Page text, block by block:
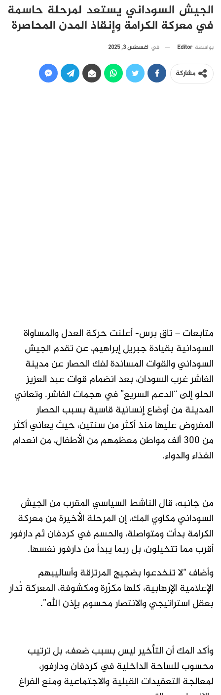
الجيش السوداني يستعد لمرحلة حاسمة
في معركة الكرامة وإنقاذ المدن المحاصرة
بواسطة Editor في أغسطس 3, 2025
مشاركة
متابعات – تاق برس- أعلنت حركة العدل والمساواة
السودانية بقيادة جبريل إبراهيم، عن تقدم الجيش
السوداني والقوات المساندة لفك الحصار عن مدينة
الفاشر غرب السودان، بعد انضمام قوات عبد العزيز
الحلو إلى “الدعم السريع” في هجمات الفاشر. وتعاني
المدينة من أوضاع إنسانية قاسية بسبب الحصار
المفروض عليها منذ أكثر من سنتين، حيث يعاني أكثر
من 300 ألف مواطن معظمهم من الأطفال، من انعدام
الغذاء والدواء.
من جانبه، قال الناشط السياسي المقرب من الجيش
السوداني مكاوي المك، إن المرحلة الأخيرة من معركة
الكرامة بدأت ومتواصلة، والحسم في كردفان ثم دارفور
أقرب مما تتخيلون، بل ربما يبدأ من دارفور نفسها.
وأضاف “لا تنخدعوا بضجيج المرتزقة وأساليبهم
الإعلامية الإرهابية، كلها مكرّرة ومكشوفة، المعركة تُدار
بعقل استراتيجي والانتصار محسوم بإذن الله”.
وأكد المك أن التأخير ليس بسبب ضعف، بل ترتيب
محسوب للساحة الداخلية في كردفان ودارفور،
لمعالجة التعقيدات القبلية والاجتماعية ومنع الفراغ